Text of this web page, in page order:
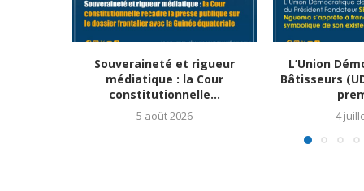
Souveraineté et rigueur
médiatique : la Cour
constitutionnelle...
5 août 2026
L’Union
Bâtisseurs
4